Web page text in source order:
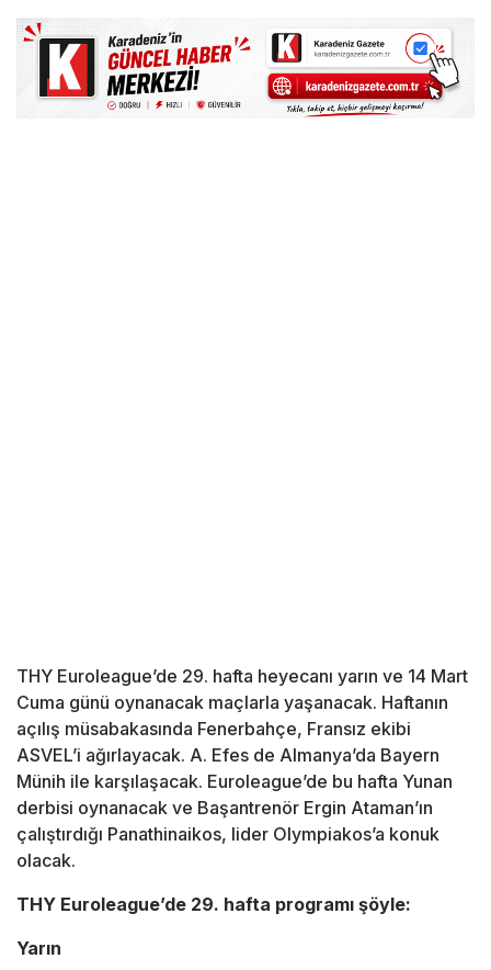
THY Euroleague’de 29. hafta heyecanı yarın ve 14 Mart
Cuma günü oynanacak maçlarla yaşanacak. Haftanın
açılış müsabakasında Fenerbahçe, Fransız ekibi
ASVEL’i ağırlayacak. A. Efes de Almanya’da Bayern
Münih ile karşılaşacak. Euroleague’de bu hafta Yunan
derbisi oynanacak ve Başantrenör Ergin Ataman’ın
çalıştırdığı Panathinaikos, lider Olympiakos’a konuk
olacak.
THY Euroleague’de 29. hafta programı şöyle:
Yarın